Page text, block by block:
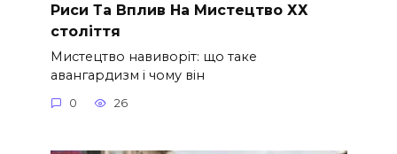
Риси Та Вплив На Мистецтво ХХ
століття
Мистецтво навиворіт: що таке
авангардизм і чому він
0 26